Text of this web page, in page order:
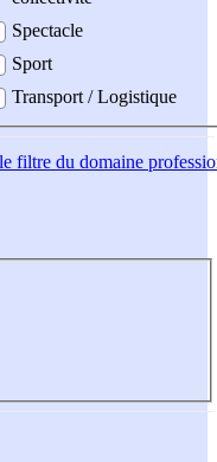
Spectacle
Sport
Transport / Logistique
filtre du domaine